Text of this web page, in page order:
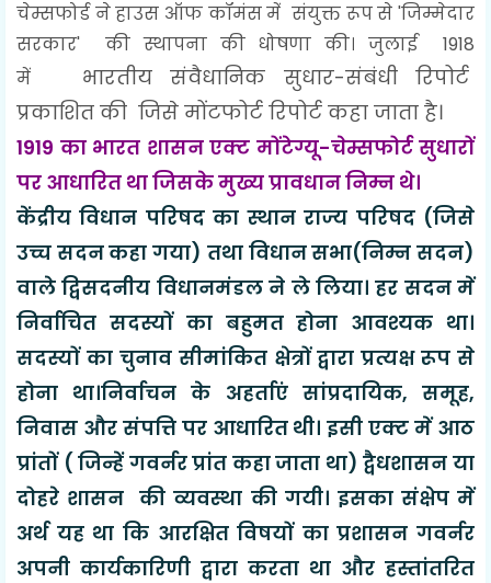
चेम्सफोर्ड ने हाउस ऑफ कॉमंस में संयुक्त रूप से 'जिम्मेदार
सरकार' की स्थापना की धोषणा की। जुलाई 1918
में
भारतीय संवैधानिक सुधार-संबंधी रिपोर्ट
प्रकाशित की जिसे मोंटफोर्ट रिपोर्ट कहा जाता है।
1919 का भारत शासन एक्ट मोंटेग्यू-चेम्सफोर्ट सुधारों
पर आधारित था जिसके मुख्य प्रावधान निम्न थे।
केंद्रीय विधान परिषद का स्थान राज्य परिषद (जिसे
उच्च सदन कहा गया) तथा विधान सभा(निम्न सदन)
वाले द्विसदनीय विधानमंडल ने ले लिया। हर सदन में
निर्वाचित सदस्यों का बहुमत होना आवश्यक था।
सदस्यों का चुनाव सीमांकित क्षेत्रों द्वारा प्रत्यक्ष रूप से
होना था।निर्वाचन के अहर्ताएं सांप्रदायिक, समूह,
निवास और संपत्ति पर आधारित थी। इसी एक्ट में आठ
प्रांतों ( जिन्हें गवर्नर प्रांत कहा जाता था) द्वैधशासन या
दोहरे शासन की व्यवस्था की गयी। इसका संक्षेप में
अर्थ यह था कि आरक्षित विषयों का प्रशासन गवर्नर
अपनी कार्यकारिणी द्वारा करता था और हस्तांतरित